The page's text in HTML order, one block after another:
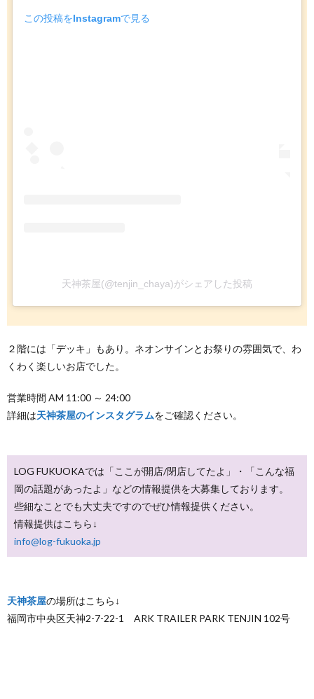
この投稿をInstagramで見る
天神茶屋(@tenjin_chaya)がシェアした投稿
２階には「デッキ」もあり。ネオンサインとお祭りの雰囲気で、わ
くわく楽しいお店でした。
営業時間 AM 11:00 ～ 24:00
詳細は天神茶屋のインスタグラムをご確認ください。
LOG FUKUOKAでは「ここが開店/閉店してたよ」・「こんな福
岡の話題があったよ」などの情報提供を大募集しております。
些細なことでも大丈夫ですのでぜひ情報提供ください。
情報提供はこちら↓
info@log-fukuoka.jp
天神茶屋の場所はこちら↓
福岡市中央区天神2-7-22-1 ARK TRAILER PARK TENJIN 102号